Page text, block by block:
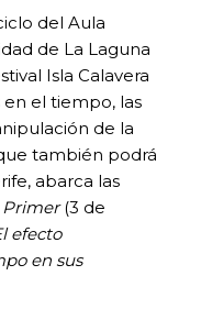
del Aula
de La Laguna
Isla Calavera
en el tiempo, las
de la
también podrá
abarca las
Primer(3 de
efecto
en sus